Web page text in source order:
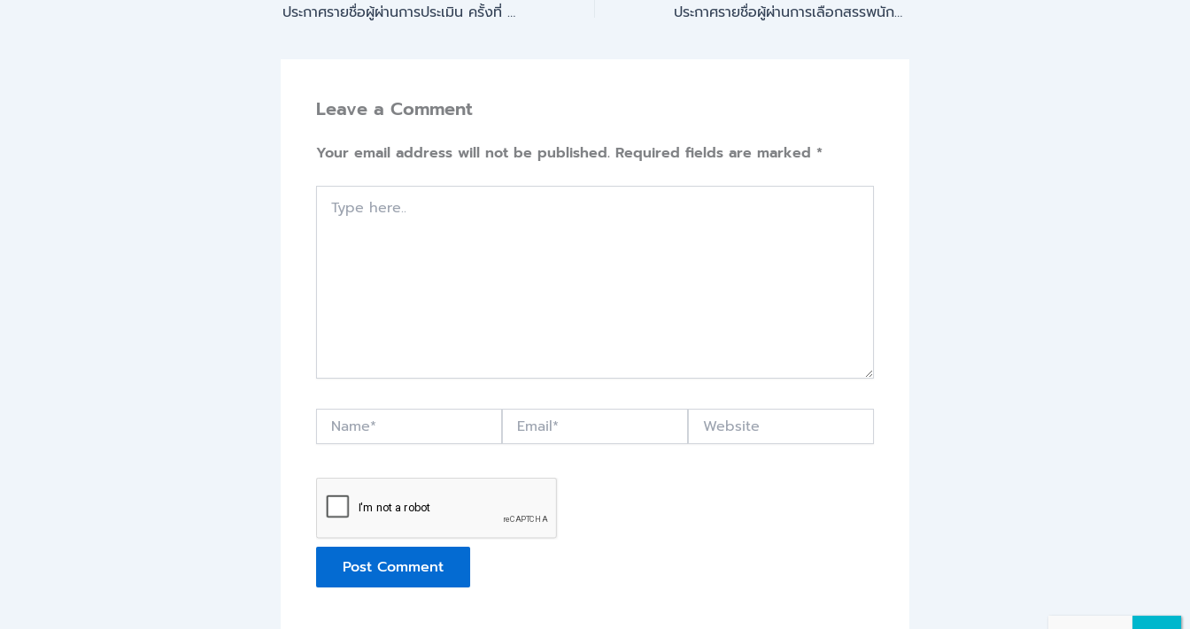
ประกาศรายชื่อผู้ผ่านการประเมิน ครั้งที่ 1 (ข้อเขียน) ประกาศรายชื่อผู้ผ่านการเลือกสรรพนักงานราชการทั่วไป (ครู) สาขาช่างไฟฟ้ากำลัง
Leave a Comment
Your email address will not be published. Required fields are marked *
here..
Website